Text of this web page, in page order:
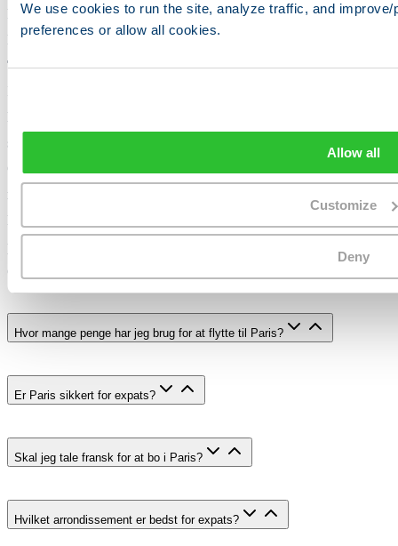
We use cookies to run the site, analyze traffic, and
preferences or allow all cookies.
Allow all
Customize
Deny
Første tre måneder
Modtag dit socialsikringsnummer og ansøg om carte Vitale
Tegn en supplerende mutuelle-forsikring
sprogudveksling
Opret en opsparingskonto (Livret A) i din bank til skattefri
rente
payant)
Ofte stillede spørgsmål
Hvor mange penge har jeg brug for at flytte til Paris?
Er Paris sikkert for expats?
Skal jeg tale fransk for at bo i Paris?
Hvilket arrondissement er bedst for expats?